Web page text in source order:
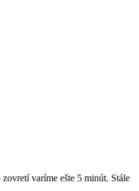
varíme ešte 5 minút. Stále